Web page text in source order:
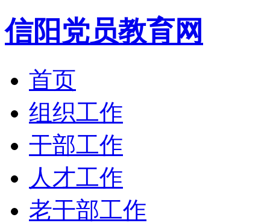
信阳党员教育网
首页
组织工作
干部工作
人才工作
老干部工作